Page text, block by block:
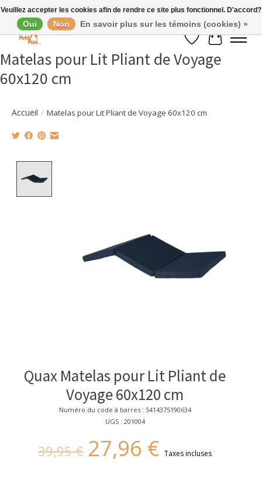
Liste de souhaits
Panier
Matelas pour Lit Pliant de Voyage
60x120 cm
Accueil / Matelas pour Lit Pliant de Voyage 60x120 cm
Quax Matelas pour Lit Pliant de
Voyage 60x120 cm
Numéro du code à barres : 5414375190634
UGS : 201004
39,95 € 27,96 € Taxes incluses
Veuillez accepter les cookies afin de rendre ce site plus fonctionnel. D'accord?
Oui Non En savoir plus sur les témoins (cookies) »